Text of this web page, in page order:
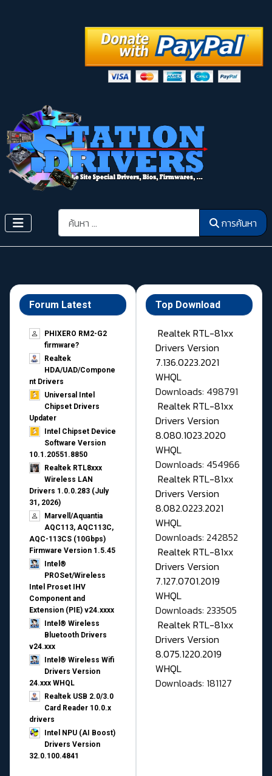
การค้นหา การค้นหา
Forum Latest
PHIXERO RM2-G2
firmware?
Realtek
HDA/UAD/Compone
nt Drivers
Universal Intel
Chipset Drivers
Updater​
Intel Chipset Device
Software Version
10.1.20551.8850
Realtek RTL8xxx
Wireless LAN
Drivers 1.0.0.283 (July
31, 2026)
Marvell/Aquantia
AQC113, AQC113C,
AQC-113CS (10Gbps)
Firmware Version 1.5.45
Intel®
PROSet/Wireless
Intel Proset IHV
Component and
Extension (PIE) v24.xxxx
Intel® Wireless
Bluetooth Drivers
v24.xxx
Intel® Wireless Wifi
Drivers Version
24.xxx WHQL
Realtek USB 2.0/3.0
Card Reader 10.0.x
drivers
Intel NPU (AI Boost)
Drivers Version
32.0.100.4841
Top Download
Realtek RTL-81xx
Drivers Version
7.136.0223.2021
WHQL
Downloads: 498791
Realtek RTL-81xx
Drivers Version
8.080.1023.2020
WHQL
Downloads: 454966
Realtek RTL-81xx
Drivers Version
8.082.0223.2021
WHQL
Downloads: 242852
Realtek RTL-81xx
Drivers Version
7.127.0701.2019
WHQL
Downloads: 233505
Realtek RTL-81xx
Drivers Version
8.075.1220.2019
WHQL
Downloads: 181127